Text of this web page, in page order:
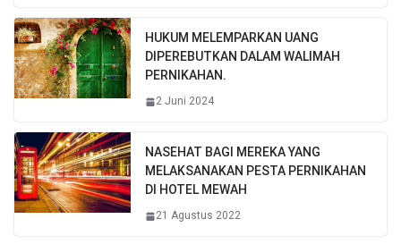
HUKUM MELEMPARKAN UANG
DIPEREBUTKAN DALAM WALIMAH
PERNIKAHAN.
2 Juni 2024
NASEHAT BAGI MEREKA YANG
MELAKSANAKAN PESTA PERNIKAHAN
DI HOTEL MEWAH
21 Agustus 2022